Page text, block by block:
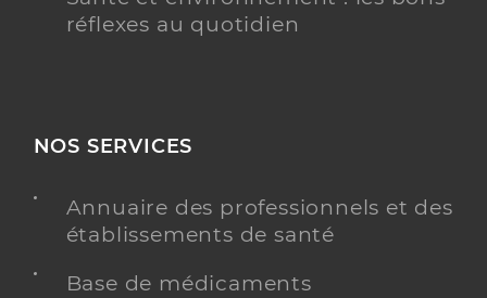
réflexes au quotidien
NOS SERVICES
Annuaire des professionnels et des
établissements de santé
Base de médicaments